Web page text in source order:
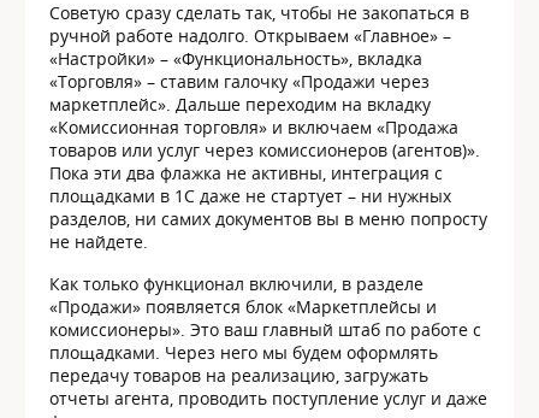
Советую сразу сделать так, чтобы не закопаться в
ручной работе надолго. Открываем «Главное» –
«Настройки» – «Функциональность», вкладка
«Торговля» – ставим галочку «Продажи через
маркетплейс». Дальше переходим на вкладку
«Комиссионная торговля» и включаем «Продажа
товаров или услуг через комиссионеров (агентов)».
Пока эти два флажка не активны, интеграция с
площадками в 1С даже не стартует – ни нужных
разделов, ни самих документов вы в меню попросту
не найдете.
Как только функционал включили, в разделе
«Продажи» появляется блок «Маркетплейсы и
комиссионеры». Это ваш главный штаб по работе с
площадками. Через него мы будем оформлять
передачу товаров на реализацию, загружать
отчеты агента, проводить поступление услуг и даже